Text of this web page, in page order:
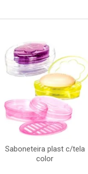
Saboneteira plast c/tela
color